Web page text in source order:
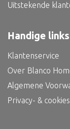
Oosterse tafel
Oosterse lampen
Uitstekende
Handige links
Klantenservice
Over Blanco
Algemene
Privacy- &